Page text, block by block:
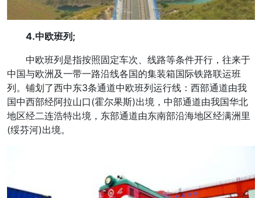
4.中欧班列;
中欧班列是指按照固定车次、线路等条件开行，往来于
中国与欧洲及一带一路沿线各国的集装箱国际铁路联运班
列。铺划了西中东3条通道中欧班列运行线：西部通道由我
国中西部经阿拉山口(霍尔果斯)出境，中部通道由我国华北
地区经二连浩特出境，东部通道由东南部沿海地区经满洲里
(绥芬河)出境。